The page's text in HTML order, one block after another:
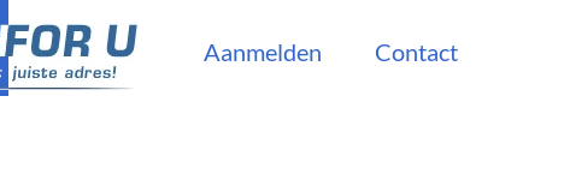
Aanmelden Contact